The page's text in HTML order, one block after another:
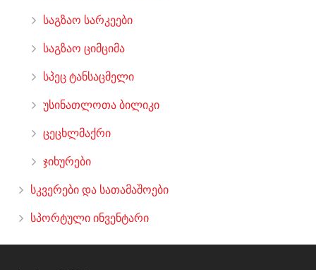
საგზაო სარკეები
საგზაო ციმციმა
სპეც ტანსაცმელი
უსინათლოთა ბილიკი
ცეცხლმაქრი
ჯიხურები
სკვერები და სათამაშოები
სპორტული ინვენტარი